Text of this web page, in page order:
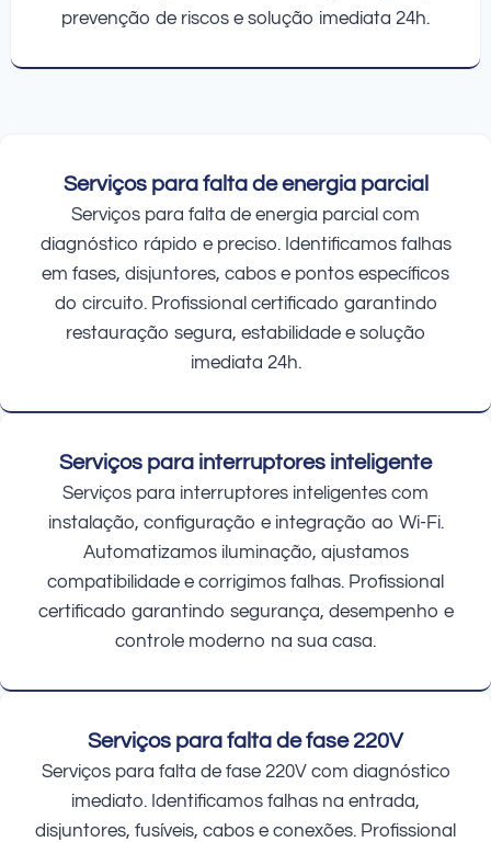
prevenção de riscos e solução imediata 24h.
Serviços para falta de energia parcial
Serviços para falta de energia parcial com
diagnóstico rápido e preciso. Identificamos falhas
em fases, disjuntores, cabos e pontos específicos
do circuito. Profissional certificado garantindo
restauração segura, estabilidade e solução
imediata 24h.
Serviços para interruptores inteligente
Serviços para interruptores inteligentes com
instalação, configuração e integração ao Wi-Fi.
Automatizamos iluminação, ajustamos
compatibilidade e corrigimos falhas. Profissional
certificado garantindo segurança, desempenho e
controle moderno na sua casa.
Serviços para falta de fase 220V
Serviços para falta de fase 220V com diagnóstico
imediato. Identificamos falhas na entrada,
disjuntores, fusíveis, cabos e conexões. Profissional